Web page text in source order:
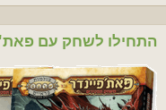
התחילו לשחק עם